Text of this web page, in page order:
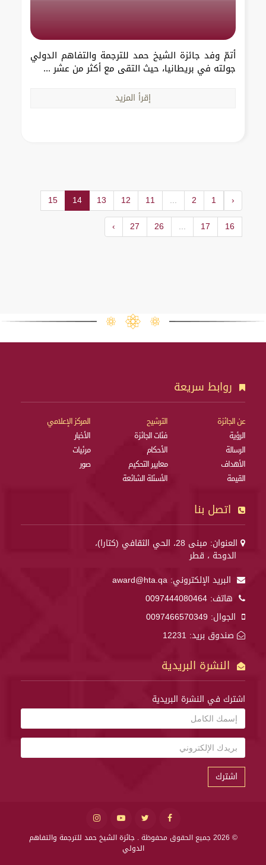
أتمّ وفد جائزة الشيخ حمد للترجمة والتفاهم الدولي
جولته في بريطانيا، حيث التقى مع أكثر من عشر ...
إقرأ المزيد
‹
1
2
...
11
12
13
14
15
16
17
...
26
27
›
روابط سريعة
عن الجائزة
الرؤية
الرسالة
الأهداف
القيمة
الترشيح
فئات الجائزة
الأحكام
معايير التحكيم
الأسئلة الشائعة
المركز الإعلامي
الأخبار
مرئيات
صور
اتصل بنا
العنوان: مبنى 28، الحي الثقافي (كتارا)،
الدوحة ، قطر
البريد الإلكتروني: award@hta.qa
هاتف: 0097444080464
الجوال: 0097466570349
صندوق بريد: 12231
النشرة البريدية
اشترك في النشرة البريدية
اشترك
© 2026 جميع الحقوق محفوظة .
جائزة الشيخ حمد للترجمة والتفاهم
الدولي